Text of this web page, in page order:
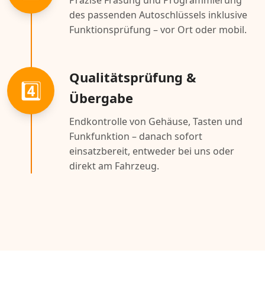
des passenden Autoschlüssels inklusive
Funktionsprüfung – vor Ort oder mobil.
4️⃣
Qualitätsprüfung &
Übergabe
Endkontrolle von Gehäuse, Tasten und
Funkfunktion – danach sofort
einsatzbereit, entweder bei uns oder
direkt am Fahrzeug.